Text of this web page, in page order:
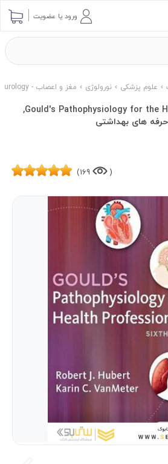
ورود یا عضویت
علوم پزشکی نورولوژی مغز و اعصاب - Neurology
Gould's Pathophysiology for the Health Professions2018,
حرفه های بهداشتی
(
169)